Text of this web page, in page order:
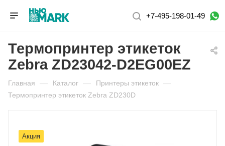
+7-495-198-01-49
Термопринтер этикеток
Zebra ZD23042-D2EG00EZ
Главная — Каталог — Принтеры этикеток —
Термопринтер этикеток Zebra ZD230D
Акция